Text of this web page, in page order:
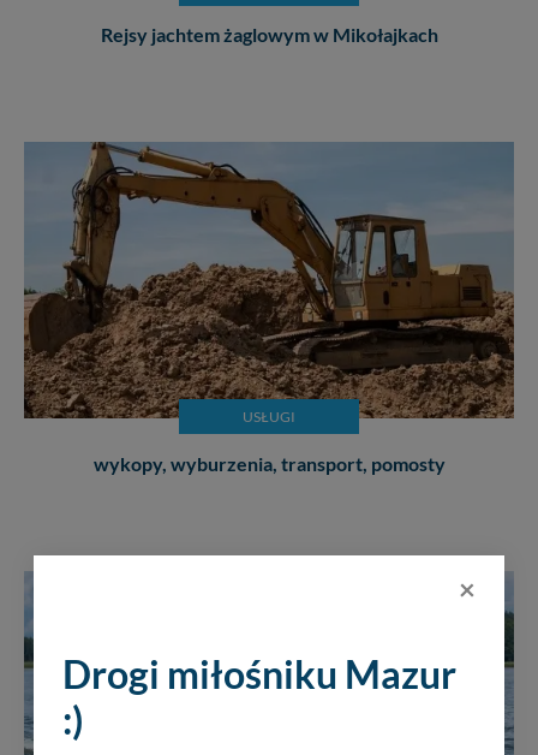
Rejsy jachtem żaglowym w Mikołajkach
USŁUGI
wykopy, wyburzenia, transport, pomosty
×
Drogi miłośniku Mazur
:)